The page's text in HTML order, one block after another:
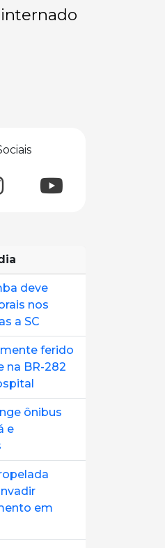
deve
nos
a SC
ferido
na BR-282
ônibus
e
em